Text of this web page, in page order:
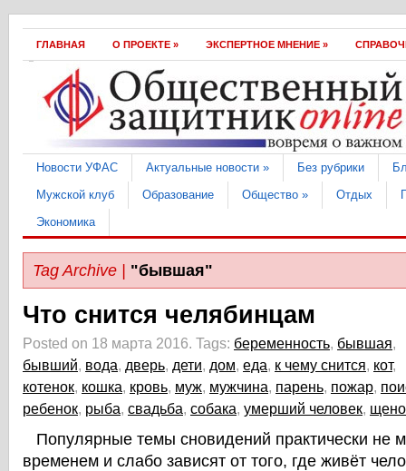
ГЛАВНАЯ О ПРОEКТЕ » ЭКСПЕРТНОЕ МНЕНИЕ »
Hовости УФАС Актуальные новости » Без рубрики
Мужской клуб
Образование Общество » Отдых
Экономика
Tag Archive | "бывшая"
Что снится челябинцам
Posted on 18 марта 2016. Tags: беременность, бывшая,
бывший, вода, дверь, дети, дом, еда, к чему снится, кот,
котенок, кошка, кровь, муж, мужчина, парень, пожар,
ребенок, рыба, свадьба, собака, умерший человек,
Популярные темы сновидений практически не
временем и слабо зависят от того, где живёт